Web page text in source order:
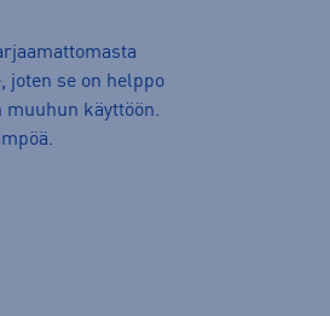
joten se on helppo
muuhun käyttöön.